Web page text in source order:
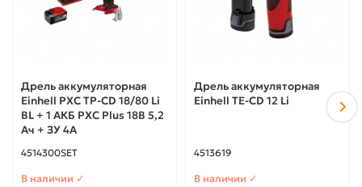
Дрель аккумуляторная
Einhell PXC TP-CD 18/80 Li
BL + 1 АКБ PXC Plus 18В 5,2
Ач + ЗУ 4А
4514300SET
В наличии ✓
Дрель аккумуляторная
Einhell TE-CD 12 Li
4513619
В наличии ✓